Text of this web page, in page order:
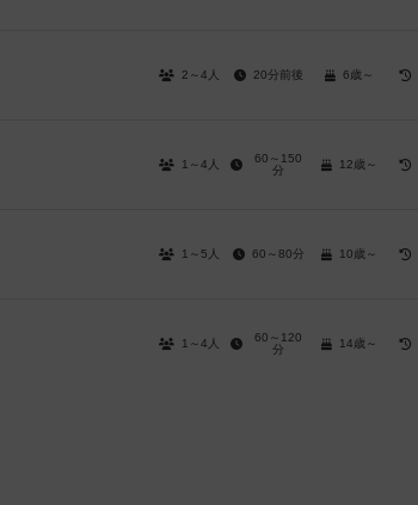
2～4人 20分前後 6歳～
1～4人
60～150
分
12歳～
1～5人 60～80分 10歳～
1～4人
60～120
分
14歳～